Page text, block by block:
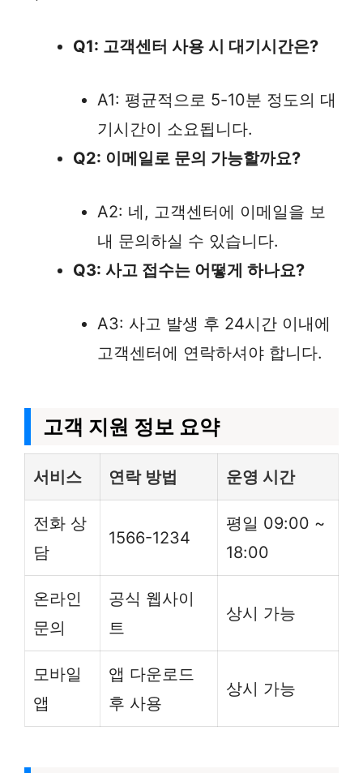
Q1: 고객센터 사용 시 대기시간은?
A1: 평균적으로 5-10분 정도의 대
기시간이 소요됩니다.
Q2: 이메일로 문의 가능할까요?
A2: 네, 고객센터에 이메일을 보
내 문의하실 수 있습니다.
Q3: 사고 접수는 어떻게 하나요?
A3: 사고 발생 후 24시간 이내에
고객센터에 연락하셔야 합니다.
고객 지원 정보 요약
서비스 연락 방법 운영 시간
전화 상
담
1566-1234
평일 09:00 ~
18:00
온라인
문의
공식 웹사이
트
상시 가능
모바일
앱
앱 다운로드
후 사용
상시 가능